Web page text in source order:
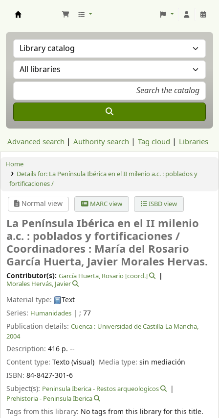
Advanced search Authority search Tag cloud Libraries
Home
Details for: La Península Ibérica en el II milenio a.c. : poblados y
fortificaciones /
Normal view MARC view ISBD view
La Península Ibérica en el II milenio
a.c. : poblados y fortificaciones /
Coordinadores : María del Rosario
García Huerta, Javier Morales Hervas.
Contributor(s): García Huerta, Rosario [coord.]
Morales Hervás, Javier
Material type:
Text
Series: Humanidades | ; 77
Publication details: Cuenca : Universidad de Castilla-La Mancha,
2004
Description: 416 p. --
Content type: Texto (visual) Media type:sin mediación
ISBN: 84-8427-301-6
Subject(s): Peninsula Iberica - Restos arqueologicos
Prehistoria - Peninsula Iberica
Tags from this library: No tags from this library for this title.